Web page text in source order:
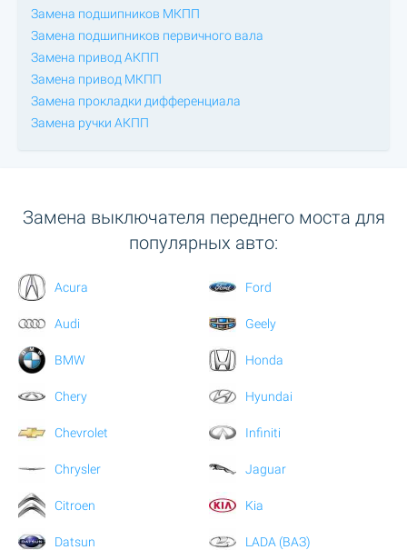
Замена подшипников МКПП
Замена подшипников первичного вала
Замена привод АКПП
Замена привод МКПП
Замена прокладки дифференциала
Замена ручки АКПП
Замена выключателя переднего моста для
популярных авто:
Acura
Audi
BMW
Chery
Chevrolet
Chrysler
Citroen
Datsun
Ford
Geely
Honda
Hyundai
Infiniti
Jaguar
Kia
LADA (ВАЗ)